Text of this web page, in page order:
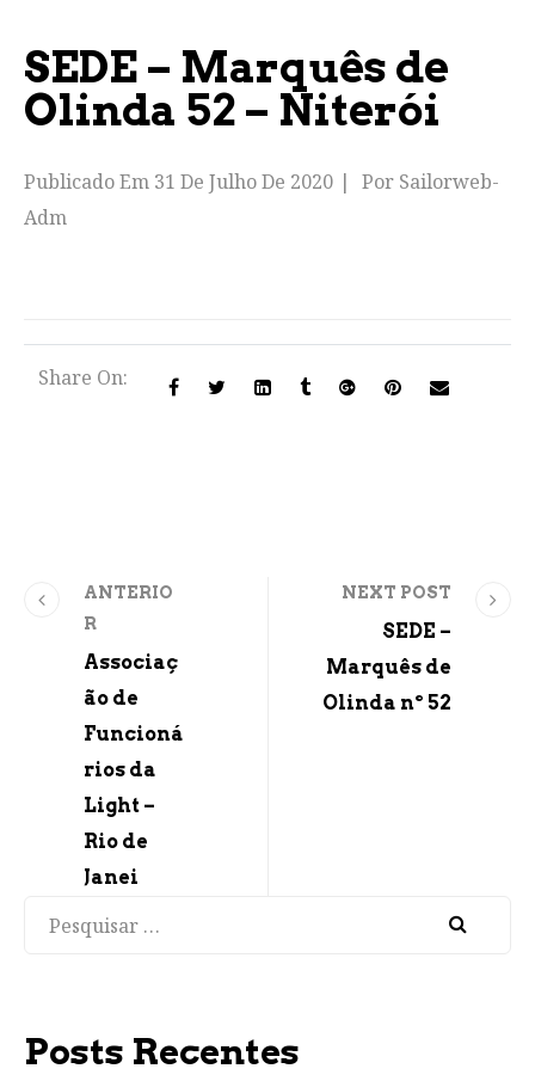
SEDE – Marquês de
Olinda 52 – Niterói
Publicado Em 31 De Julho De 2020 Por Sailorweb-
Adm
Share On:
ANTERIO
R
Associaç
ão de
Funcioná
rios da
Light –
Rio de
Janei
NEXT POST
SEDE –
Marquês de
Olinda nº 52
Posts Recentes